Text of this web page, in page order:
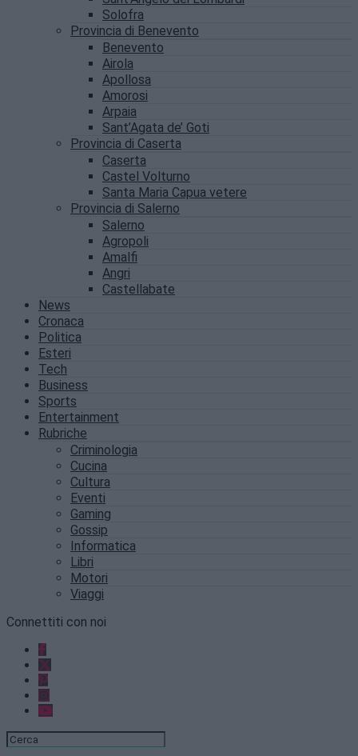
Solofra
Provincia di Benevento
Benevento
Airola
Apollosa
Amorosi
Arpaia
Sant’Agata de’ Goti
Provincia di Caserta
Caserta
Castel Volturno
Santa Maria Capua vetere
Provincia di Salerno
Salerno
Agropoli
Amalfi
Angri
Castellabate
News
Cronaca
Politica
Esteri
Tech
Business
Sports
Entertainment
Rubriche
Criminologia
Cucina
Cultura
Eventi
Gaming
Gossip
Informatica
Libri
Motori
Viaggi
Connettiti con noi